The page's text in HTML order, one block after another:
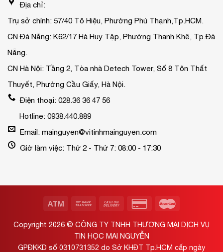
Địa chỉ:
Trụ sở chính: 57/40 Tô Hiệu, Phường Phú Thạnh,Tp.HCM.
CN Đà Nẵng: K62/17 Hà Huy Tập, Phường Thanh Khê, Tp.Đà
Nẵng.
CN Hà Nội: Tầng 2, Tòa nhà Detech Tower, Số 8 Tôn Thất
Thuyết, Phường Cầu Giấy, Hà Nội.
Điện thoại: 028.36 36 47 56
Hotline: 0938.440.889
Email: mainguyen@vitinhmainguyen.com
Giờ làm việc: Thứ 2 - Thứ 7: 08:00 - 17:30
Copyright 2026 © CÔNG TY TNHH THƯƠNG MẠI DỊCH VỤ
TIN HỌC MAI NGUYỄN
GPĐKKD số 0310731352 do Sở KHĐT Tp.HCM cấp ngày